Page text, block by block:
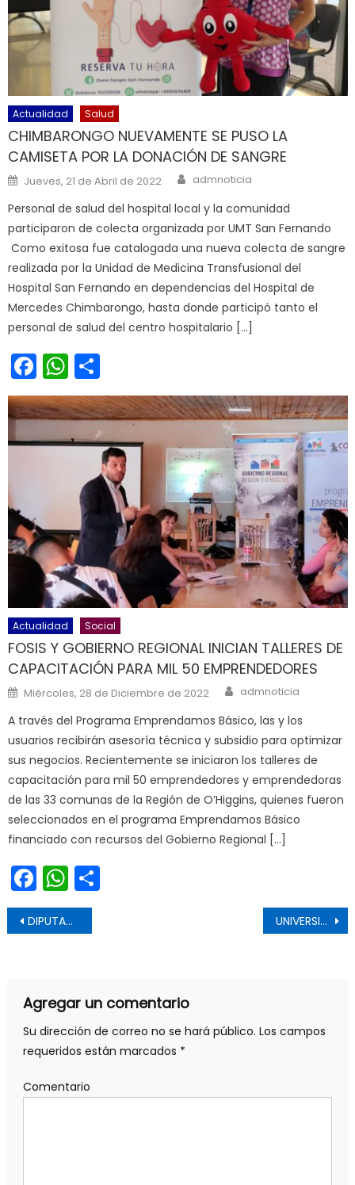
Actualidad Salud
CHIMBARONGO NUEVAMENTE SE PUSO LA
CAMISETA POR LA DONACIÓN DE SANGRE
Posted on
Jueves, 21 de Abril de 2022 Author
admnoticia
Personal de salud del hospital local y la comunidad
participaron de colecta organizada por UMT San Fernando
Como exitosa fue catalogada una nueva colecta de sangre
realizada por la Unidad de Medicina Transfusional del
Hospital San Fernando en dependencias del Hospital de
Mercedes Chimbarongo, hasta donde participó tanto el
personal de salud del centro hospitalario […]
Facebook
WhatsApp
Actualidad Social
FOSIS Y GOBIERNO REGIONAL INICIAN TALLERES DE
CAPACITACIÓN PARA MIL 50 EMPRENDEDORES
Posted on
Miércoles, 28 de Diciembre de 2022 Author
admnoticia
A través del Programa Emprendamos Básico, las y los
usuarios recibirán asesoría técnica y subsidio para optimizar
sus negocios. Recientemente se iniciaron los talleres de
capacitación para mil 50 emprendedores y emprendedoras
de las 33 comunas de la Región de O’Higgins, quienes fueron
seleccionados en el programa Emprendamos Básico
financiado con recursos del Gobierno Regional […]
Facebook
WhatsApp
Navegación de entradas
DIPUTADA ROMERO ABOGA POR MÁS DE 40 MACHALINOS VARADOS HACE CASI UNA SEMANA EN MENDOZA Y PIDE A CANCILLERÍA OFRECER SOLUCIONES A COMPATRIOTAS UNIVERSIDAD DE TALCA RECIBE A SUS NUEVOS ESTUDIANTES DE DOCTORADO
Agregar un comentario
Su dirección de correo no se hará público. Los campos
requeridos están marcados *
Comentario